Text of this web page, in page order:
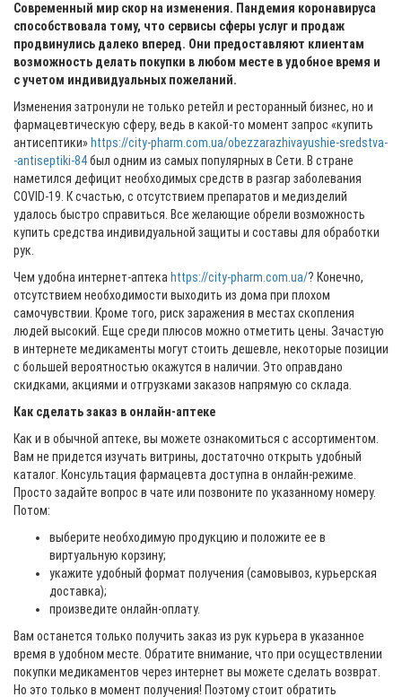
Современный мир скор на изменения. Пандемия коронавируса
способствовала тому, что сервисы сферы услуг и продаж
продвинулись далеко вперед. Они предоставляют клиентам
возможность делать покупки в любом месте в удобное время и
с учетом индивидуальных пожеланий.
Изменения затронули не только ретейл и ресторанный бизнес, но и
фармацевтическую сферу, ведь в какой-то момент запрос «купить
антисептики» https://city-pharm.com.ua/obezzarazhivayushie-sredstva-
-antiseptiki-84был одним из самых популярных в Сети. В стране
наметился дефицит необходимых средств в разгар заболевания
COVID-19. К счастью, с отсутствием препаратов и медизделий
удалось быстро справиться. Все желающие обрели возможность
купить средства индивидуальной защиты и составы для обработки
рук.
Чем удобна интернет-аптека https://city-pharm.com.ua/? Конечно,
отсутствием необходимости выходить из дома при плохом
самочувствии. Кроме того, риск заражения в местах скопления
людей высокий. Еще среди плюсов можно отметить цены. Зачастую
в интернете медикаменты могут стоить дешевле, некоторые позиции
с большей вероятностью окажутся в наличии. Это оправдано
скидками, акциями и отгрузками заказов напрямую со склада.
Как сделать заказ в онлайн-аптеке
Как и в обычной аптеке, вы можете ознакомиться с ассортиментом.
Вам не придется изучать витрины, достаточно открыть удобный
каталог. Консультация фармацевта доступна в онлайн-режиме.
Просто задайте вопрос в чате или позвоните по указанному номеру.
Потом:
выберите необходимую продукцию и положите ее в
виртуальную корзину;
укажите удобный формат получения (самовывоз, курьерская
доставка);
произведите онлайн-оплату.
Вам останется только получить заказ из рук курьера в указанное
время в удобном месте. Обратите внимание, что при осуществлении
покупки медикаментов через интернет вы можете сделать возврат.
Но это только в момент получения! Поэтому стоит обратить